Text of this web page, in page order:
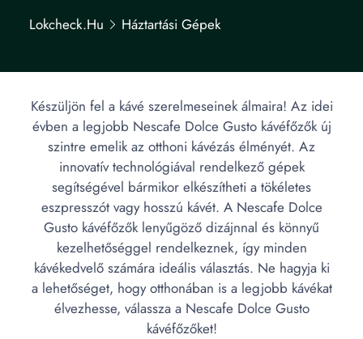
Lokcheck.hu Háztartási Gépek
Készüljön fel a kávé szerelmeseinek álmaira! Az idei
évben a legjobb Nescafe Dolce Gusto kávéfőzők új
szintre emelik az otthoni kávézás élményét. Az
innovatív technológiával rendelkező gépek
segítségével bármikor elkészítheti a tökéletes
eszpresszót vagy hosszú kávét. A Nescafe Dolce
Gusto kávéfőzők lenyűgöző dizájnnal és könnyű
kezelhetőséggel rendelkeznek, így minden
kávékedvelő számára ideális választás. Ne hagyja ki
a lehetőséget, hogy otthonában is a legjobb kávékat
élvezhesse, válassza a Nescafe Dolce Gusto
kávéfőzőket!